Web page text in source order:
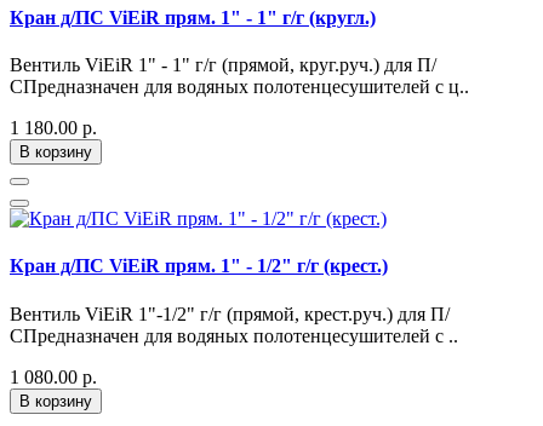
Кран д/ПС ViEiR прям. 1" - 1" г/г (кругл.)
Вентиль ViEiR 1" - 1" г/г (прямой, круг.руч.) для П/
СПредназначен для водяных полотенцесушителей с ц..
1 180.00 р.
В корзину
Кран д/ПС ViEiR прям. 1" - 1/2" г/г (крест.)
Вентиль ViEiR 1"-1/2" г/г (прямой, крест.руч.) для П/
СПредназначен для водяных полотенцесушителей с ..
1 080.00 р.
В корзину